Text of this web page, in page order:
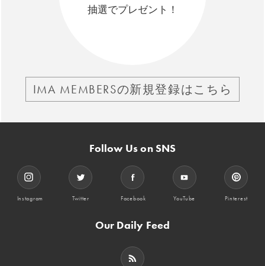
抽選でプレゼント！
IMA MEMBERSの新規登録はこちら
Follow Us on SNS
Instagram Twitter Facebook YouTube Pinterest
Our Daily Feed